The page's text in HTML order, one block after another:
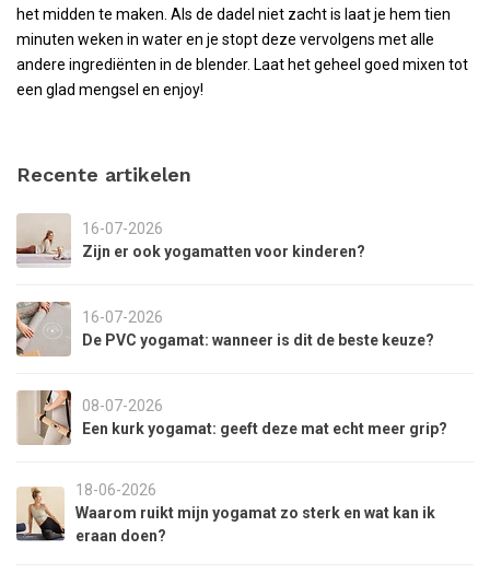
het midden te maken. Als de dadel niet zacht is laat je hem tien
minuten weken in water en je stopt deze vervolgens met alle
andere ingrediënten in de blender. Laat het geheel goed mixen tot
een glad mengsel en enjoy!
Recente artikelen
16-07-2026
Zijn er ook yogamatten voor kinderen?
16-07-2026
De PVC yogamat: wanneer is dit de beste keuze?
08-07-2026
Een kurk yogamat: geeft deze mat echt meer grip?
18-06-2026
Waarom ruikt mijn yogamat zo sterk en wat kan ik
eraan doen?